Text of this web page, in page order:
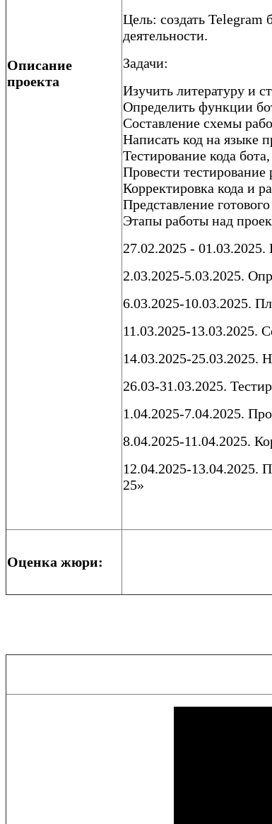
Описание
проекта
Цель: создать Telegram
деятельности.
Задачи:
Изучить литературу и
Определить функции
Составление схемы
Написать код на языке
Тестирование кода
Провести тестирование
Корректировка кода и
Представление
Этапы работы над
27.02.2025 - 01.03.2025.
2.03.2025-5.03.2025.
6.03.2025-10.03.2025.
11.03.2025-13.03.2025.
14.03.2025-25.03.2025.
26.03-31.03.2025.
1.04.2025-7.04.2025.
8.04.2025-11.04.2025.
12.04.2025-13.04.2025.
25»
Оценка жюри: